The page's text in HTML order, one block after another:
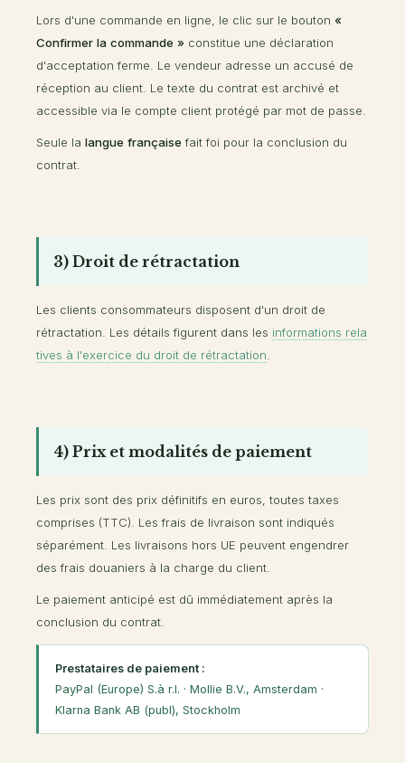
Lors d'une commande en ligne, le clic sur le bouton «
Confirmer la commande » constitue une déclaration
d'acceptation ferme. Le vendeur adresse un accusé de
réception au client. Le texte du contrat est archivé et
accessible via le compte client protégé par mot de passe.
Seule la langue française fait foi pour la conclusion du
contrat.
3) Droit de rétractation
Les clients consommateurs disposent d'un droit de
rétractation. Les détails figurent dans les informations rela
tives à l'exercice du droit de rétractation
4) Prix et modalités de paiement
Les prix sont des prix définitifs en euros, toutes taxes
comprises (TTC). Les frais de livraison sont indiqués
séparément. Les livraisons hors UE peuvent engendrer
des frais douaniers à la charge du client.
Le paiement anticipé est dû immédiatement après la
conclusion du contrat.
Prestataires de paiement :
PayPal (Europe) S.à r.l. · Mollie B.V., Amsterdam ·
Klarna Bank AB (publ), Stockholm